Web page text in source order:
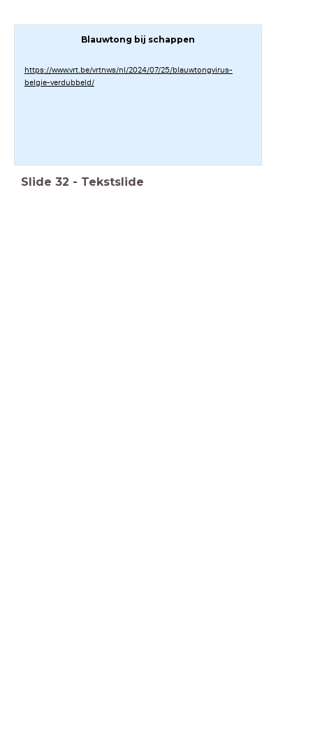
Blauwtong bij schappen
https://www.vrt.be/vrtnws/nl/2024/07/25/blauwtongvirus-
belgie-verdubbeld/
Slide 32 - Tekstslide